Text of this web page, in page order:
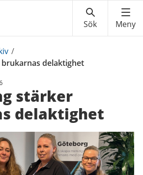
/
delaktighet
stärker
delaktighet